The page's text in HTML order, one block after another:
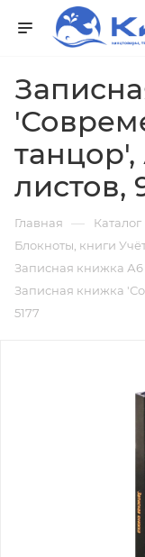
танцор',
листов,
Главная — Каталог
Блокноты, книги
Записная книжка А6
Записная книжка
5177